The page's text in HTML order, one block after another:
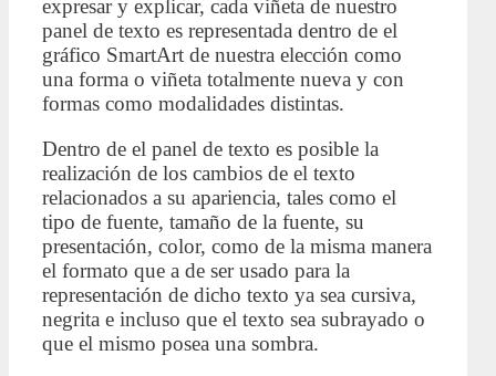
expresar y explicar, cada viñeta de nuestro
panel de texto es representada dentro de el
gráfico SmartArt de nuestra elección como
una forma o viñeta totalmente nueva y con
formas como modalidades distintas.
Dentro de el panel de texto es posible la
realización de los cambios de el texto
relacionados a su apariencia, tales como el
tipo de fuente, tamaño de la fuente, su
presentación, color, como de la misma manera
el formato que a de ser usado para la
representación de dicho texto ya sea cursiva,
negrita e incluso que el texto sea subrayado o
que el mismo posea una sombra.